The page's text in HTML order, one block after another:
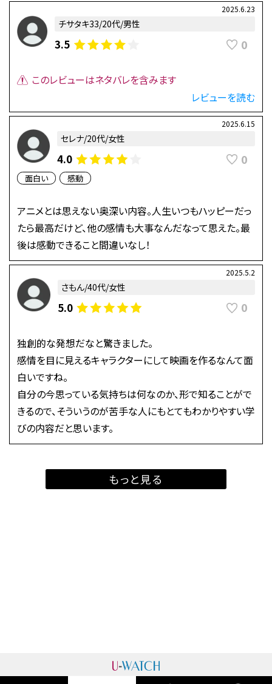
2025.6.23
チサタキ33/20代/男性
3.5 0
このレビューはネタバレを含みます
レビューを読む
2025.6.15
セレナ/20代/女性
4.0 0
面白い 感動
アニメとは思えない奥深い内容。人生いつもハッピーだっ
たら最高だけど、他の感情も大事なんだなって思えた。最
後は感動できること間違いなし！
2025.5.2
さもん/40代/女性
5.0 0
独創的な発想だなと驚きました。
感情を目に見えるキャラクターにして映画を作るなんて面
白いですね。
自分の今思っている気持ちは何なのか、形で知ることがで
きるので、そういうのが苦手な人にもとてもわかりやすい学
びの内容だと思います。
もっと見る